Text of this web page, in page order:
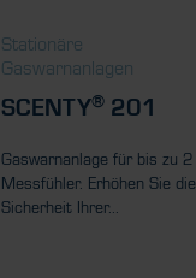
Stationäre
Gaswarnanlagen
SCENTY® 201
Gaswarnanlage für bis zu 2
Messfühler. Erhöhen Sie die
Sicherheit Ihrer...